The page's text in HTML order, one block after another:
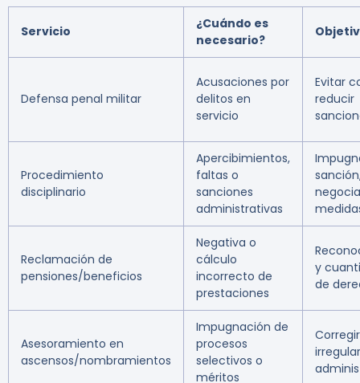
Servicio
¿Cuándo es
necesario?
Defensa penal militar
Acusaciones por
delitos en
servicio
Evitar
reducir
Procedimiento
disciplinario
Apercibimientos,
faltas o
sanciones
administrativas
Reclamación de
pensiones/beneficios
Negativa o
cálculo
incorrecto de
prestaciones
y
de
Asesoramiento en
ascensos/nombramientos
Impugnación de
procesos
selectivos o
méritos
Corregir